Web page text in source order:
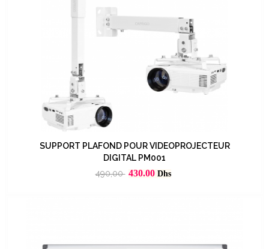
SUPPORT PLAFOND POUR VIDEOPROJECTEUR
DIGITAL PM001
Prix
490,00 Prix
430.00 Dhs